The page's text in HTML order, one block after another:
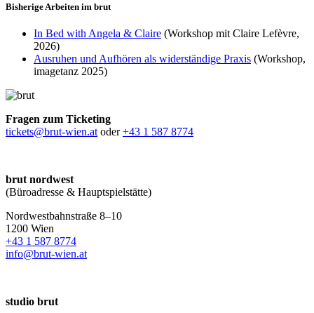
Bisherige Arbeiten im brut
In Bed with Angela & Claire (Workshop mit Claire Lefèvre,
2026)
Ausruhen und Aufhören als widerständige Praxis (Workshop,
imagetanz 2025)
Fragen zum Ticketing
tickets@brut-wien.at oder+43 1 587 8774
brut nordwest
(Büroadresse & Hauptspielstätte)
Nordwestbahnstraße 8–10
1200 Wien
+43 1 587 8774
info@brut-wien.at
studio brut